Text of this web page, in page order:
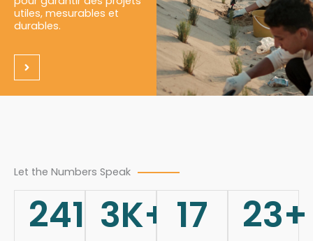
Let the Numbers Speak
utiles, mesurables et
durables.
241 3K+ 17 23+